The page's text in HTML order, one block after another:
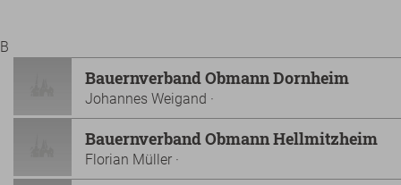
B
Bauernverband Obmann Dornheim
Johannes Weigand ·
Bauernverband Obmann Hellmitzheim
Florian Müller ·